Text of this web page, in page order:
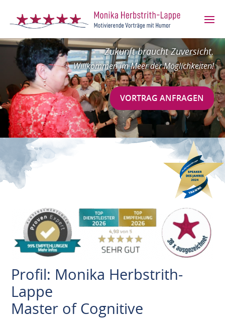
Zukunft braucht Zuversicht.
Willkommen im Meer der Möglichkeiten!
VORTRAG ANFRAGEN
Profil: Monika Herbstrith-
Lappe
Master of Cognitive